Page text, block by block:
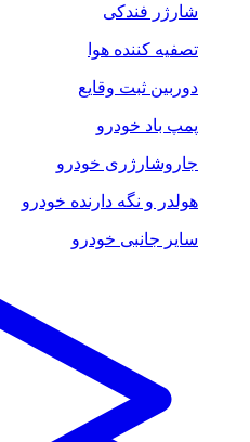
شارژر فندکی
تصفیه کننده هوا
دوربین ثبت وقایع
پمپ باد خودرو
جاروشارژری خودرو
هولدر و نگه دارنده خودرو
سایر جانبی خودرو